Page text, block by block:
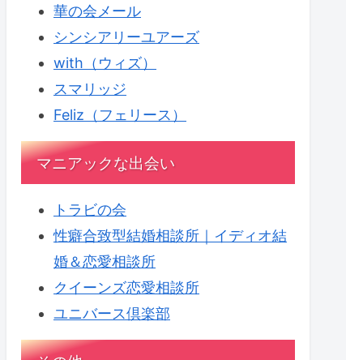
華の会メール
シンシアリーユアーズ
with（ウィズ）
スマリッジ
Feliz（フェリース）
マニアックな出会い
トラビの会
性癖合致型結婚相談所｜イディオ結
婚＆恋愛相談所
クイーンズ恋愛相談所
ユニバース倶楽部